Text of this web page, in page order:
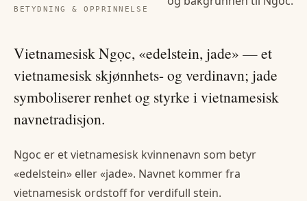
BETYDNING & OPPRINNELSE
Vietnamesisk Ngọc, «edelstein, jade» — et
vietnamesisk skjønnhets- og verdinavn; jade
symboliserer renhet og styrke i vietnamesisk
navnetradisjon.
Ngoc er et vietnamesisk kvinnenavn som betyr
«edelstein» eller «jade». Navnet kommer fra
vietnamesisk ordstoff for verdifull stein.